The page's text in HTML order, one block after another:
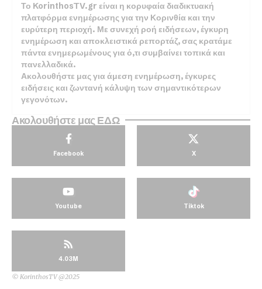
Το KorinthosTV.gr είναι η κορυφαία διαδικτυακή
πλατφόρμα ενημέρωσης για την Κορινθία και την
ευρύτερη περιοχή. Με συνεχή ροή ειδήσεων, έγκυρη
ενημέρωση και αποκλειστικά ρεπορτάζ, σας κρατάμε
πάντα ενημερωμένους για ό,τι συμβαίνει τοπικά και
πανελλαδικά.
Ακολουθήστε μας για άμεση ενημέρωση, έγκυρες
ειδήσεις και ζωντανή κάλυψη των σημαντικότερων
γεγονότων.
Ακολουθήστε μας ΕΔΩ
Facebook X
Youtube Tiktok
4.03M
© KorinthosTV @2025